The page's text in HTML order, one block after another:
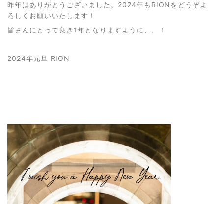
昨年はありがとうございました。2024年もRIONをどうぞよ
ろしくお願いいたします！
皆さんにとって良き1年となりますように、、！
2024年元旦 RION